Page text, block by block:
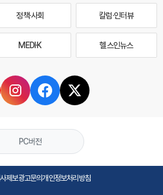
정책·사회 칼럼·인터뷰
MEDI·K 헬스인뉴스
PC버전
제보광고문의개인정보처리방침